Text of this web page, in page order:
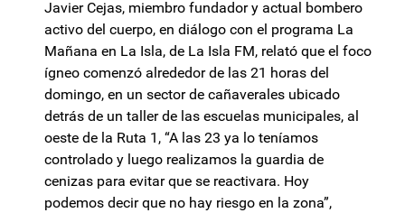
Javier Cejas, miembro fundador y actual bombero
activo del cuerpo, en diálogo con el programa La
Mañana en La Isla, de La Isla FM, relató que el foco
ígneo comenzó alrededor de las 21 horas del
domingo, en un sector de cañaverales ubicado
detrás de un taller de las escuelas municipales, al
oeste de la Ruta 1, “A las 23 ya lo teníamos
controlado y luego realizamos la guardia de
cenizas para evitar que se reactivara. Hoy
podemos decir que no hay riesgo en la zona”,